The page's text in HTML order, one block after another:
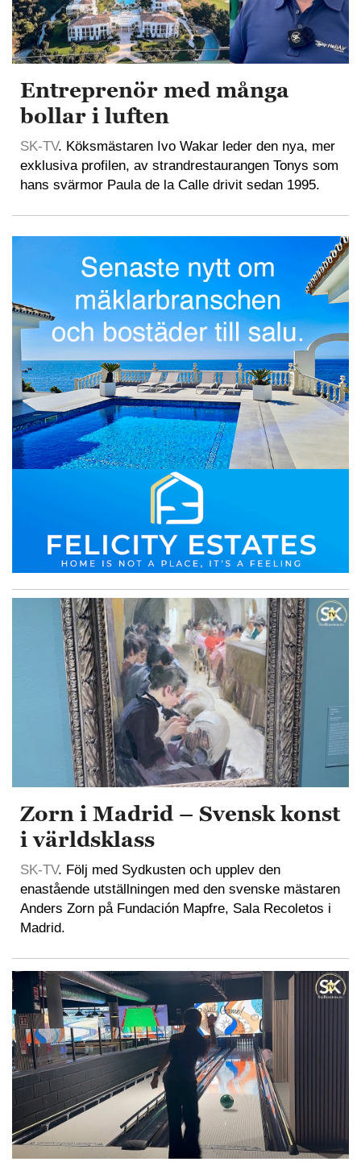
Entreprenör med många
bollar i luften
SK-TV. Köksmästaren Ivo Wakar leder den nya, mer
exklusiva profilen, av strandrestaurangen Tonys som
hans svärmor Paula de la Calle drivit sedan 1995.
Zorn i Madrid – Svensk konst
i världsklass
SK-TV. Följ med Sydkusten och upplev den
enastående utställningen med den svenske mästaren
Anders Zorn på Fundación Mapfre, Sala Recoletos i
Madrid.